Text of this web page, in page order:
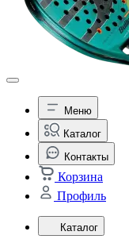
Меню
Каталог
Контакты
Корзина
Профиль
Каталог